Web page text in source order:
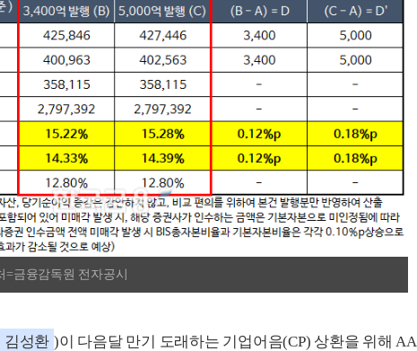
=금융감독원 전자공시
김성환 )이 다음달 만기 도래하는 기업어음(CP) 상환을 위해